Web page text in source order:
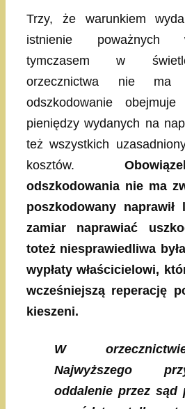
Trzy, że warunkiem
istnienie poważnych
tymczasem w
orzecznictwa nie ma
odszkodowanie
pieniędzy wydanych na
też wszystkich
kosztów.
odszkodowania nie ma
poszkodowany
zamiar naprawiać
toteż niesprawiedliwa
wypłaty właścicielowi,
wcześniejszą reperację
kieszeni.
W
Najwyższego
oddalenie przez sąd